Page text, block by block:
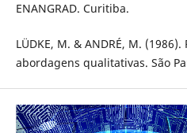
ENANGRAD. Curitiba.
LÜDKE, M. & ANDRÉ, M.
abordagens qualitativas. São